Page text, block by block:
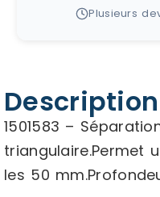
Plusieurs
1501583 –
triangulaire.Permet
les 50